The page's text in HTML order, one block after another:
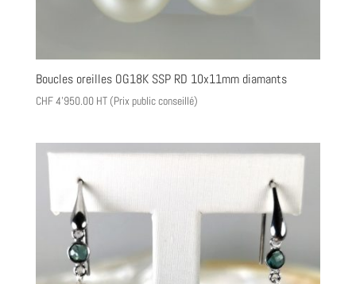
Boucles oreilles OG18K SSP RD 10x11mm diamants
CHF4'950.00 HT (Prix public conseillé)